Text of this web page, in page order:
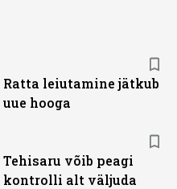
Ratta leiutamine jätkub
uue hooga
Tehisaru võib peagi
kontrolli alt väljuda